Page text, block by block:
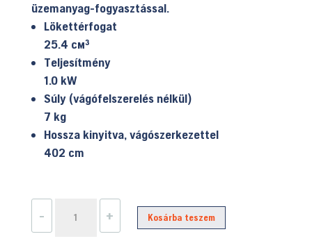
üzemanyag-fogyasztással.
Lökettérfogat
25.4 см³
Teljesítmény
1.0 kW
Súly (vágófelszerelés nélkül)
7 kg
Hossza kinyitva, vágószerkezettel
402 cm
- + Kosárba teszem